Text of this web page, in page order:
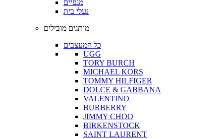
מגפיים
נעלי בית
מותגים מובילים
כל המעצבים
UGG
TORY BURCH
MICHAEL KORS
TOMMY HILFIGER
DOLCE & GABBANA
VALENTINO
BURBERRY
JIMMY CHOO
BIRKENSTOCK
SAINT LAURENT